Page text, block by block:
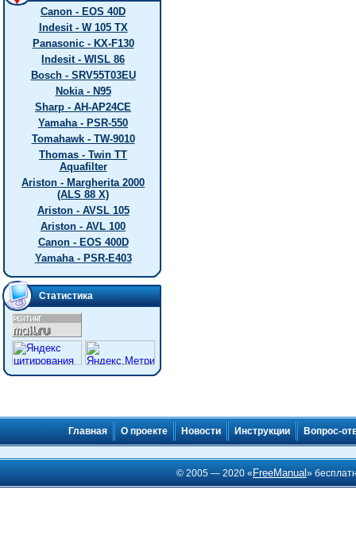
Canon - EOS 40D
Indesit - W 105 TX
Panasonic - KX-F130
Indesit - WISL 86
Bosch - SRV55T03EU
Nokia - N95
Sharp - AH-AP24CE
Yamaha - PSR-550
Tomahawk - TW-9010
Thomas - Twin TT
Aquafilter
Ariston - Margherita 2000
(ALS 88 X)
Ariston - AVSL 105
Ariston - AVL 100
Canon - EOS 400D
Yamaha - PSR-E403
Статистика
Главная О проекте Новости Инструкции Вопрос-
© 2005 — 2020 « FreeManual»